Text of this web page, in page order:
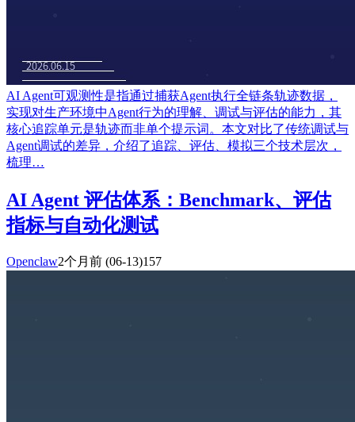
AI Agent可观测性是指通过捕获Agent执行全链条轨迹数据，
实现对生产环境中Agent行为的理解、调试与评估的能力，其
核心追踪单元是轨迹而非单个提示词。本文对比了传统调试与
Agent调试的差异，介绍了追踪、评估、模拟三个技术层次，
梳理…
AI Agent 评估体系：Benchmark、评估
指标与自动化测试
Openclaw2个月前 (06-13)157